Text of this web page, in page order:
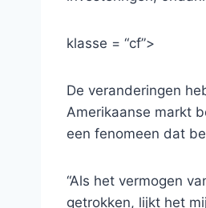
klasse = “cf”>
De veranderingen
Amerikaanse markt
een fenomeen dat
“Als het vermogen
getrokken, lijkt het